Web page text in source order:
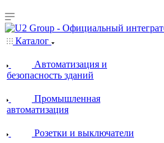
Каталог
Автоматизация и
безопасность зданий
Промышленная
автоматизация
Розетки и выключатели